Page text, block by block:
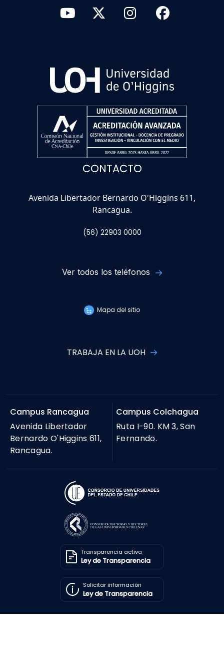
CONTACTO
Avenida Libertador Bernardo O'Higgins 611,
Rancagua.
(56) 22903 0000
Ver todos los teléfonos
Mapa del sitio
TRABAJA EN LA UOH
Campus Rancagua
Avenida Libertador
Bernardo O'Higgins 611,
Rancagua.
Campus Colchagua
Ruta I-90. KM 3, San
Fernando.
Transparencia activa
Ley de Transparencia
Solicitar información
Ley de Transparencia